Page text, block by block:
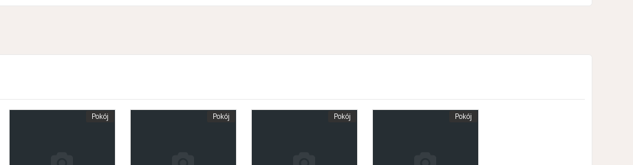
Pokój Pokój Pokój Pokój